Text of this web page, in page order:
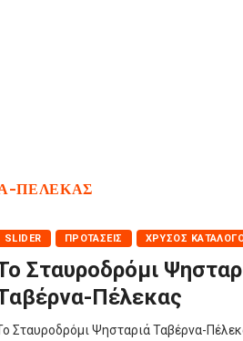
ΠΈΛΕΚΑΣ
SLIDER ΠΡΟΤΆΣΕΙΣ ΧΡΥΣΌΣ
Σταυροδρόμι
Πέλεκας
Σταυροδρόμι Ψησταριά Ταβέρνα-